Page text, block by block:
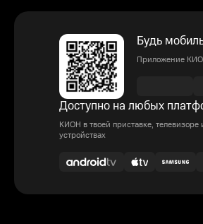
Будь
Приложение
Доступно на любых
КИОН в твоей приставке, телевизоре
устройствах